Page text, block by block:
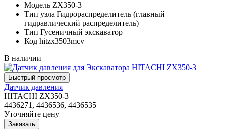
Модель ZX350-3
Тип узла Гидрораспределитель (главный
гидравлический распределитель)
Тип Гусеничный экскаватор
Код hitzx3503mcv
В наличии
Датчик давления
HITACHI ZX350-3
4436271, 4436536, 4436535
Уточняйте цену